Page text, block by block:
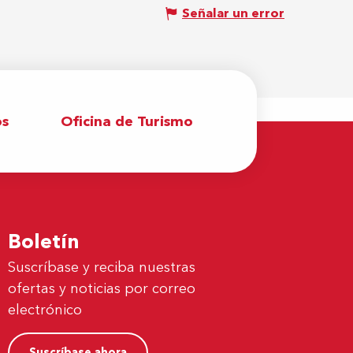
Señalar un error
Oficina de Turismo
Boletín
Suscríbase y reciba nuestras
ofertas y noticias por correo
electrónico